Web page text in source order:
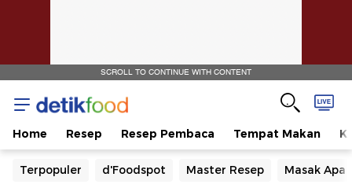
SCROLL TO CONTINUE WITH CONTENT
Home Resep Resep Pembaca Tempat Makan
Terpopuler d'Foodspot Master Resep Masak Apa